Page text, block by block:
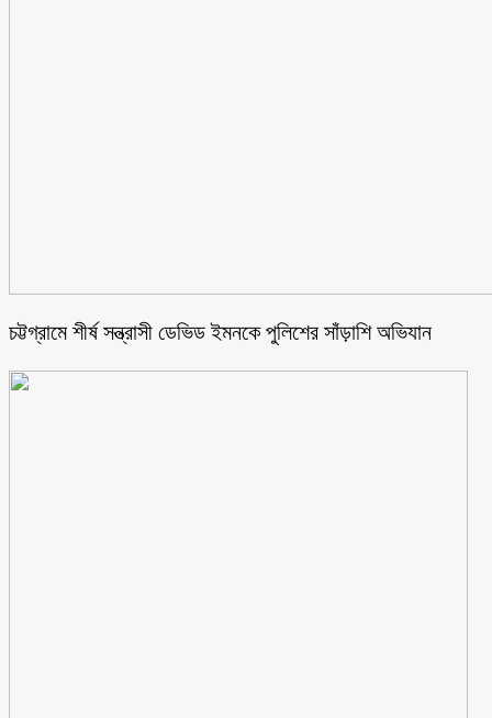
চট্টগ্রামে শীর্ষ সন্ত্রাসী ডেভিড ইমনকে পুলিশের সাঁড়াশি অভিযান